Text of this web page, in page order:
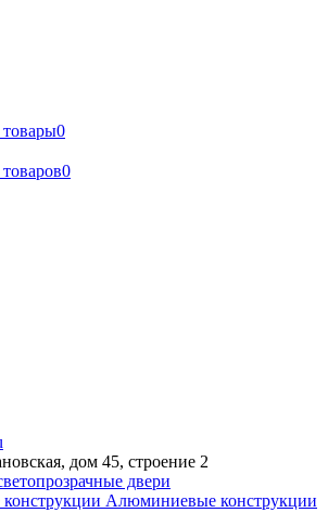
0
0
дом 45, строение 2
двери
Алюминиевые конструкции